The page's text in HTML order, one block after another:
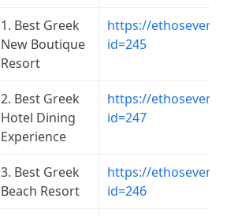
1. Best Greek
New Boutique
Resort
https://
id=245
2. Best Greek
Hotel Dining
Experience
https://
id=247
3. Best Greek
Beach Resort
https://
id=246